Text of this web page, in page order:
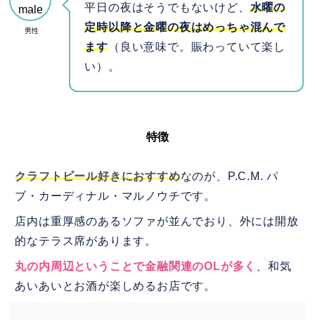
男性
平日の夜はそうでもないけど、 水曜の
定時以降と金曜の夜はめっちゃ混んで
ます （良い意味で。賑わっていて楽し
い）。
特徴
クラフトビール好きにおすすめなのが、P.C.M. パ
ブ・カーディナル・マルノウチです。
店内は重厚感のあるソファが並んでおり、外には開放
的なテラス席があります。
丸の内周辺ということで金融関連のOLが多く
、和気
あいあいとお酒が楽しめるお店です。